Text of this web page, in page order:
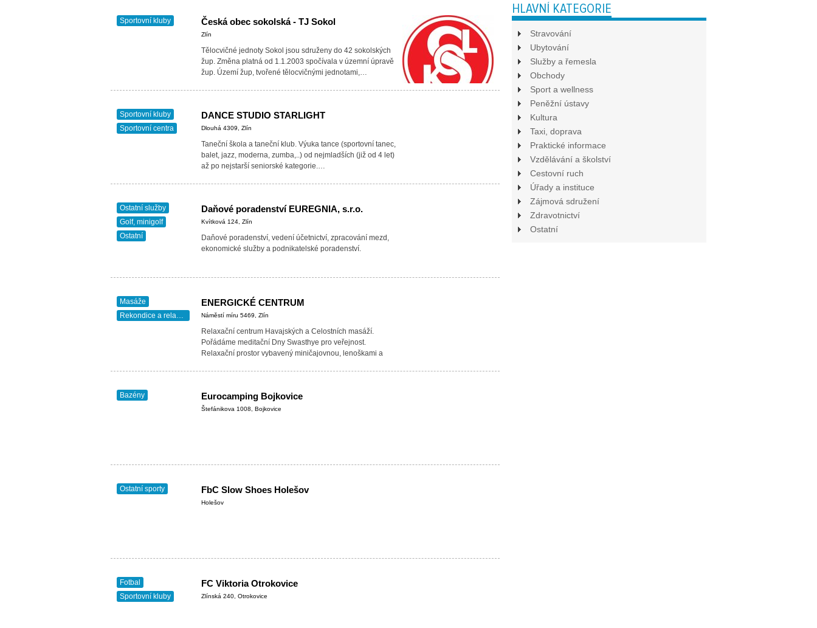
Sportovní kluby Česká obec sokolská - TJ Sokol
Zlín
Tělocvičné jednoty Sokol jsou sdruženy do 42 sokolských
žup. Změna platná od 1.1.2003 spočívala v územní úpravě
žup. Území žup, tvořené tělocvičnými jednotami,…
Sportovní kluby
Sportovní centra
DANCE STUDIO STARLIGHT
Dlouhá 4309, Zlín
Taneční škola a taneční klub. Výuka tance (sportovní tanec,
balet, jazz, moderna, zumba,..) od nejmladších (již od 4 let)
až po nejstarší seniorské kategorie.…
Ostatní služby
Golf, minigolf
Ostatní
Daňové poradenství EUREGNIA, s.r.o.
Kvítková 124, Zlín
Daňové poradenství, vedení účetnictví, zpracování mezd,
ekonomické služby a podnikatelské poradenství.
Masáže
Rekondice a relaxace
ENERGICKÉ CENTRUM
Náměstí míru 5469, Zlín
Relaxační centrum Havajských a Celostních masáží.
Pořádáme meditační Dny Swasthye pro veřejnost.
Relaxační prostor vybavený miničajovnou, lenoškami a
Bazény Eurocamping Bojkovice
Štefánikova 1008, Bojkovice
Ostatní sporty FbC Slow Shoes Holešov
Holešov
Fotbal
Sportovní kluby
FC Viktoria Otrokovice
Zlínská 240, Otrokovice
HLAVNÍ KATEGORIE
Stravování
Ubytování
Služby a řemesla
Obchody
Sport a wellness
Peněžní ústavy
Kultura
Taxi, doprava
Praktické informace
Vzdělávání a školství
Cestovní ruch
Úřady a instituce
Zájmová sdružení
Zdravotnictví
Ostatní